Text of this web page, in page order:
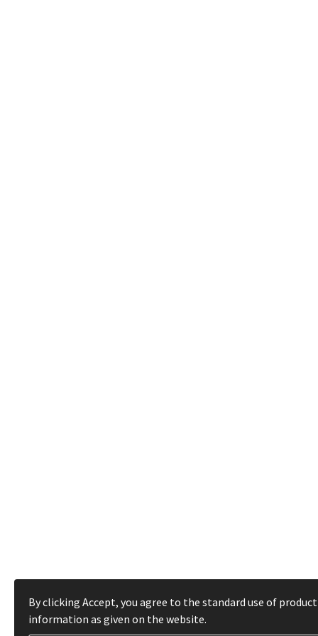
By clicking Accept, you agree to the standard use of product
information as given on the website.